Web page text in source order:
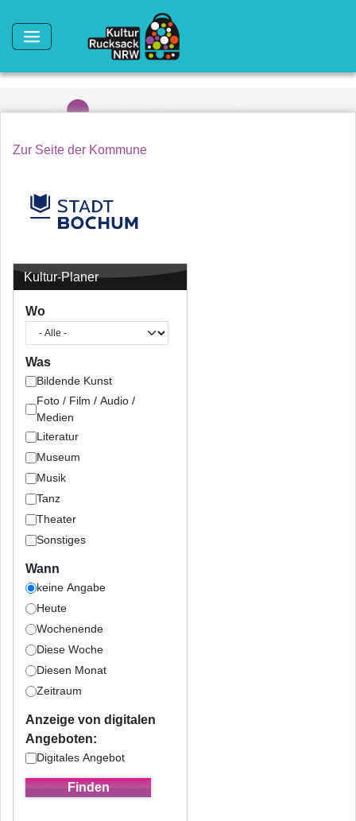
Zur Seite der Kommune
Kultur-Planer
Wo
Was
Bildende Kunst
Foto / Film / Audio /
Medien
Literatur
Museum
Musik
Tanz
Theater
Sonstiges
Wann
keine Angabe
Heute
Wochenende
Diese Woche
Diesen Monat
Zeitraum
Anzeige von digitalen
Angeboten:
Digitales Angebot